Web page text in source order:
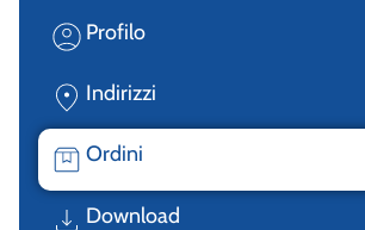
Profilo
Indirizzi
Ordini
Download